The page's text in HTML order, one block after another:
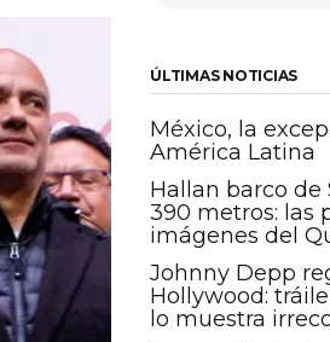
ÚLTIMAS NOTICIAS
México, la
América Latina
Hallan barco de
390 metros: las
imágenes del
Johnny Depp
Hollywood:
lo muestra